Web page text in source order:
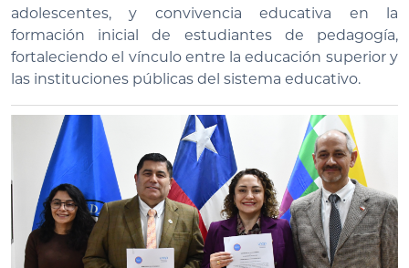
adolescentes, y convivencia educativa en la
formación inicial de estudiantes de pedagogía,
fortaleciendo el vínculo entre la educación superior y
las instituciones públicas del sistema educativo.